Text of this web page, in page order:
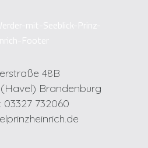
48B
Brandenburg
03327 732060